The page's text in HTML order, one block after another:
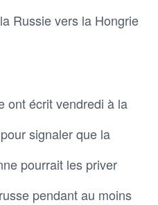
Russie vers la Hongrie
ont écrit vendredi à la
signaler que la
pourrait les priver
pendant au moins